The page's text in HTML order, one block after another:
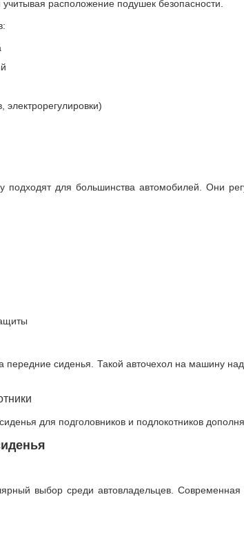
расположение подушек безопасности.
подходят для большинства автомобилей. Они
передние сиденья. Такой авточехол на машину
для подголовников и подлокотников
выбор среди автовладельцев. Современная